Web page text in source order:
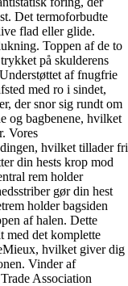
Det termoforbudte
flad eller glide.
Toppen af de to
på skulderens
af fnugfrie
med ro i sindet,
der snor sig rundt om
og bagbenene, hvilket
Vores
hvilket tillader fri
din hests krop mod
rem holder
gør din hest
holder bagsiden
af halen. Dette
med det komplette
hvilket giver dig
Vinder af
Association